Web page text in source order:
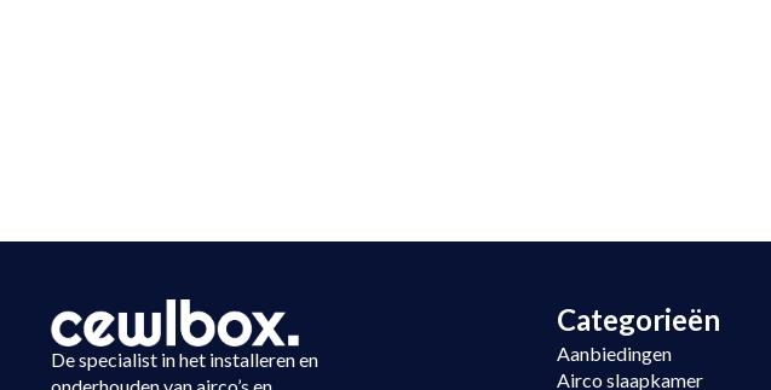
De specialist in het installeren en
Categorieën
Aanbiedingen
Airco slaapkamer